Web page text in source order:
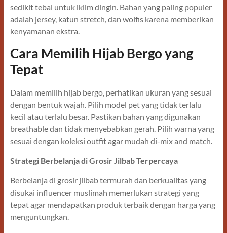
sedikit tebal untuk iklim dingin. Bahan yang paling populer
adalah jersey, katun stretch, dan wolfis karena memberikan
kenyamanan ekstra.
Cara Memilih Hijab Bergo yang
Tepat
Dalam memilih hijab bergo, perhatikan ukuran yang sesuai
dengan bentuk wajah. Pilih model pet yang tidak terlalu
kecil atau terlalu besar. Pastikan bahan yang digunakan
breathable dan tidak menyebabkan gerah. Pilih warna yang
sesuai dengan koleksi outfit agar mudah di-mix and match.
Strategi Berbelanja di Grosir Jilbab Terpercaya
Berbelanja di grosir jilbab termurah dan berkualitas yang
disukai influencer muslimah memerlukan strategi yang
tepat agar mendapatkan produk terbaik dengan harga yang
menguntungkan.